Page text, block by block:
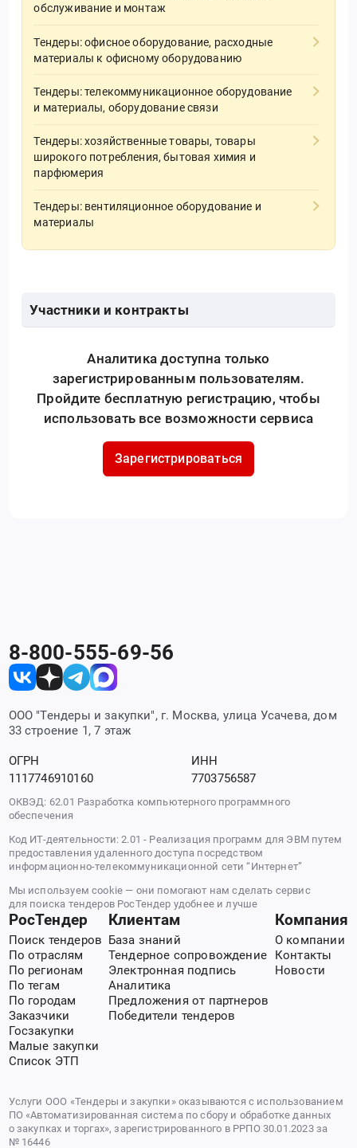
обслуживание и монтаж
Тендеры: офисное оборудование, расходные
материалы к офисному оборудованию
Тендеры: телекоммуникационное оборудование
и материалы, оборудование связи
Тендеры: хозяйственные товары, товары
широкого потребления, бытовая химия и
парфюмерия
Тендеры: вентиляционное оборудование и
материалы
Участники и контракты
Аналитика доступна только
зарегистрированным пользователям.
Пройдите бесплатную регистрацию, чтобы
использовать все возможности сервиса
Зарегистрироваться
8-800-555-69-56
ООО "Тендеры и закупки", г. Москва, улица Усачева, дом
33 строение 1, 7 этаж
ОГРН
1117746910160
ИНН
7703756587
ОКВЭД: 62.01 Разработка компьютерного программного
обеспечения
Код ИТ-деятельности: 2.01 - Реализация программ для ЭВМ путем
предоставления удаленного доступа посредством
информационно-телекоммуникационной сети “Интернет”
Мы используем cookie — они помогают нам сделать сервис
для поиска тендеров РосТендер удобнее и лучше
РосТендер
Поиск тендеров
По отраслям
По регионам
По тегам
По городам
Заказчики
Госзакупки
Малые закупки
Список ЭТП
Клиентам
База знаний
Тендерное сопровождение
Электронная подпись
Аналитика
Предложения от партнеров
Победители тендеров
Компания
О компании
Контакты
Новости
Услуги ООО «Тендеры и закупки» оказываются с использованием
ПО «Автоматизированная система по сбору и обработке данных
о закупках и торгах», зарегистрированного в РРПО 30.01.2023 за
№ 16446